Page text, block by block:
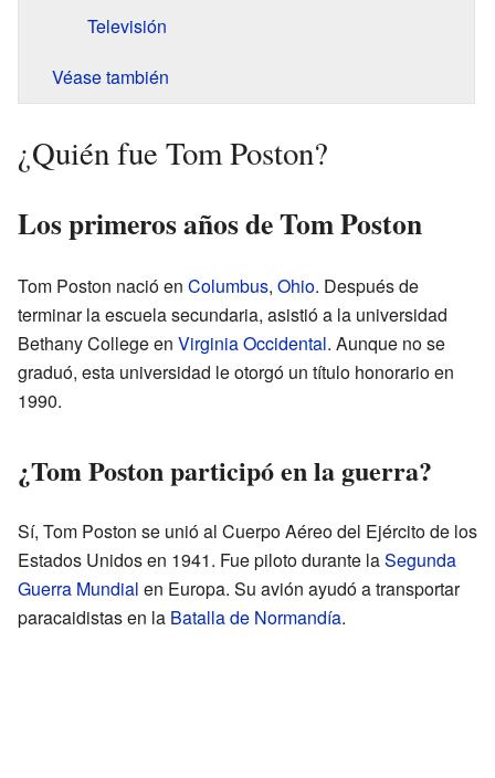
Televisión
Véase también
¿Quién fue Tom Poston?
Los primeros años de Tom Poston
Tom Poston nació en Columbus, Ohio. Después de
terminar la escuela secundaria, asistió a la universidad
Bethany College en Virginia Occidental. Aunque no se
graduó, esta universidad le otorgó un título honorario en
1990.
¿Tom Poston participó en la guerra?
Sí, Tom Poston se unió al Cuerpo Aéreo del Ejército de los
Estados Unidos en 1941. Fue piloto durante laSegunda
Guerra Mundial en Europa. Su avión ayudó a transportar
paracaidistas en la Batalla de Normandía.